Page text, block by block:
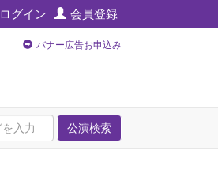
ログイン 会員登録
バナー広告お申込み
公演検索